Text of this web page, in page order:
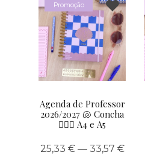
Promoção
Agenda de Professor
2026/2027 🐚 Concha
🧜🏽‍♀️ A4 e A5
25,33 € — 33,57 €